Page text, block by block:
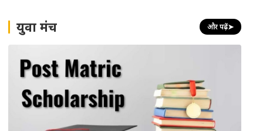
युवा मंच और पढ़ें➤